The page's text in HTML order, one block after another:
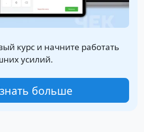
курс и начните работать
усилий.
больше